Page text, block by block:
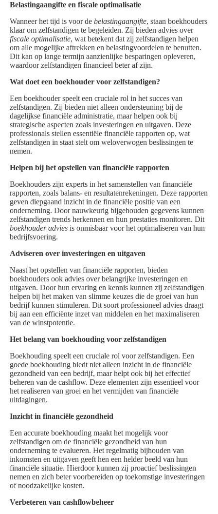
Belastingaangifte en fiscale optimalisatie
Wanneer het tijd is voor de belastingaangifte, staan boekhouders
klaar om zelfstandigen te begeleiden. Zij bieden advies over
fiscale optimalisatie, wat betekent dat zij zelfstandigen helpen
om alle mogelijke aftrekken en belastingvoordelen te benutten.
Dit kan op lange termijn aanzienlijke besparingen opleveren,
waardoor zelfstandigen financieel beter af zijn.
Wat doet een boekhouder voor zelfstandigen?
Een boekhouder speelt een cruciale rol in het succes van
zelfstandigen. Zij bieden niet alleen ondersteuning bij de
dagelijkse financiële administratie, maar helpen ook bij
strategische aspecten zoals investeringen en uitgaven. Deze
professionals stellen essentiële financiële rapporten op, wat
zelfstandigen in staat stelt om weloverwogen beslissingen te
nemen.
Helpen bij het opstellen van financiële rapporten
Boekhouders zijn experts in het samenstellen van financiële
rapporten, zoals balans- en resultatenrekeningen. Deze rapporten
geven diepgaand inzicht in de financiële positie van een
onderneming. Door nauwkeurig bijgehouden gegevens kunnen
zelfstandigen trends herkennen en hun prestaties monitoren. Dit
boekhouder advies is onmisbaar voor het optimaliseren van hun
bedrijfsvoering.
Adviseren over investeringen en uitgaven
Naast het opstellen van financiële rapporten, bieden
boekhouders ook advies over belangrijke investeringen en
uitgaven. Door hun ervaring en kennis kunnen zij zelfstandigen
helpen bij het maken van slimme keuzes die de groei van hun
bedrijf kunnen stimuleren. Dit soort professioneel advies draagt
bij aan een efficiënte inzet van middelen en het maximaliseren
van de winstpotentie.
Het belang van boekhouding voor zelfstandigen
Boekhouding speelt een cruciale rol voor zelfstandigen. Een
goede boekhouding biedt niet alleen inzicht in de financiële
gezondheid van een bedrijf, maar helpt ook bij het effectief
beheren van de cashflow. Deze elementen zijn essentieel voor
het realiseren van groei en het vermijden van financiële
uitdagingen.
Inzicht in financiële gezondheid
Een accurate boekhouding maakt het mogelijk voor
zelfstandigen om de financiële gezondheid van hun
onderneming te evalueren. Het regelmatig bijhouden van
inkomsten en uitgaven geeft hen een helder beeld van hun
financiële situatie. Hierdoor kunnen zij proactief beslissingen
nemen en zich beter voorbereiden op toekomstige investeringen
of noodzakelijke kosten.
Verbeteren van cashflowbeheer